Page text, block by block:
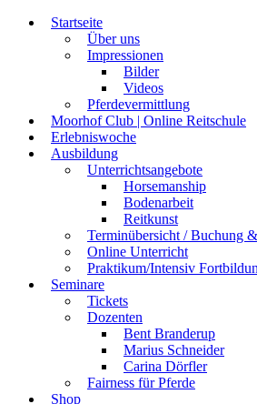
Startseite
Über uns
Impressionen
Bilder
Videos
Pferdevermittlung
Moorhof Club | Online Reitschule
Erlebniswoche
Ausbildung
Unterrichtsangebote
Horsemanship
Bodenarbeit
Reitkunst
Terminübersicht / Buchung
Online Unterricht
Praktikum/Intensiv
Seminare
Tickets
Dozenten
Bent Branderup
Marius Schneider
Carina Dörfler
Fairness für Pferde
Shop